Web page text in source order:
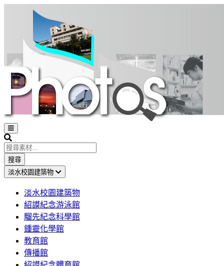
Open
sidebar
Search
搜尋
淡水校園建築物
淡水校園建築物
紹謨紀念游泳館
騮先紀念科學館
鍾靈化學館
教育館
傳播館